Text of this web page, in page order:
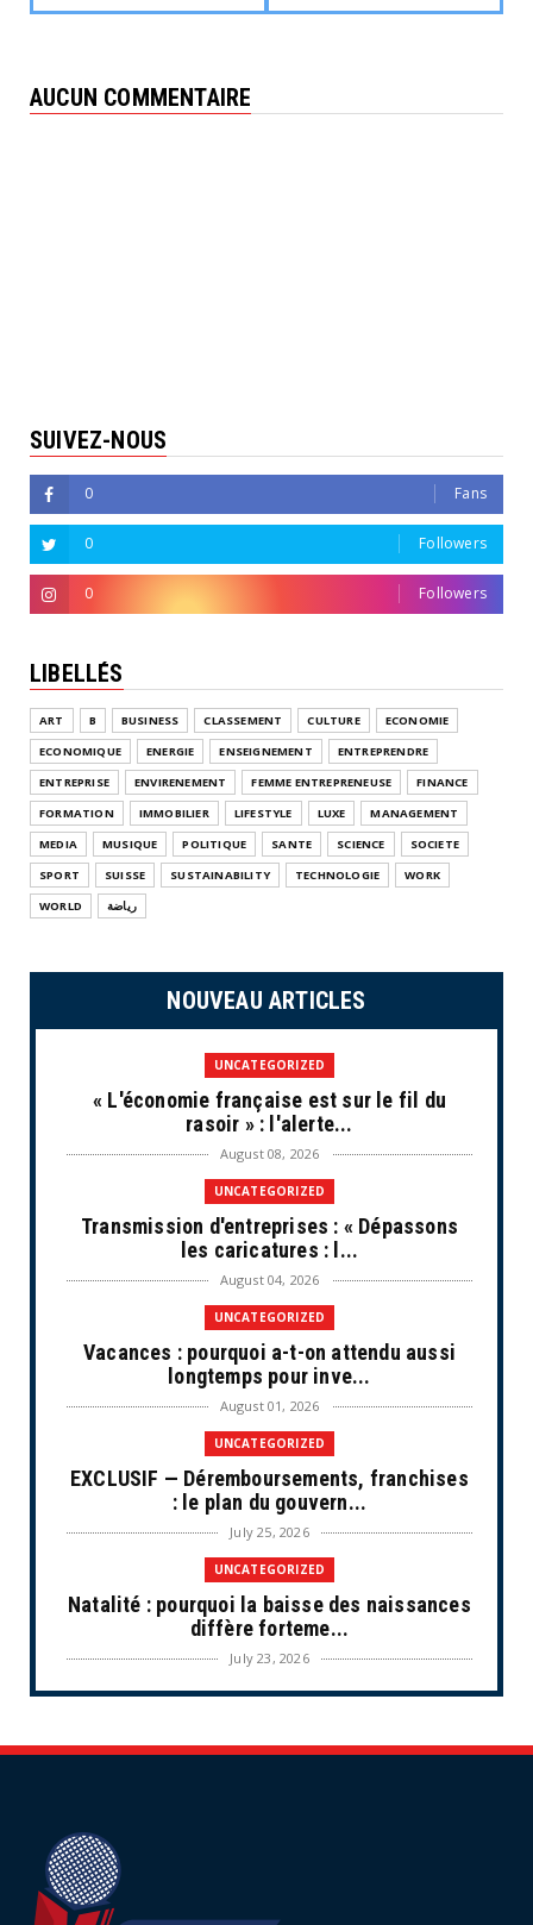
AUCUN COMMENTAIRE
SUIVEZ-NOUS
0 Fans
0 Followers
0 Followers
LIBELLÉS
ART B BUSINESS CLASSEMENT CULTURE
ECONOMIE
ECONOMIQUE
ENERGIE ENSEIGNEMENT
ENTREPRENDRE
ENTREPRISE
ENVIRENEMENT FEMME ENTREPRENEUSE
FINANCE
FORMATION
IMMOBILIER LIFESTYLE LUXE
MANAGEMENT
MEDIA
MUSIQUE POLITIQUE SANTE SCIENCE
SOCIETE
SPORT
SUISSE SUSTAINABILITY TECHNOLOGIE
WORK
WORLD
رياضة
NOUVEAU ARTICLES
UNCATEGORIZED
« L'économie française est sur le fil du
rasoir » : l'alerte...
August 08, 2026
UNCATEGORIZED
Transmission d'entreprises : « Dépassons
les caricatures : l...
August 04, 2026
UNCATEGORIZED
Vacances : pourquoi a-t-on attendu aussi
longtemps pour inve...
August 01, 2026
UNCATEGORIZED
EXCLUSIF — Déremboursements, franchises
: le plan du gouvern...
July 25, 2026
UNCATEGORIZED
Natalité : pourquoi la baisse des naissances
diffère forteme...
July 23, 2026
UNCATEGORIZED
sein des PME et de...
Retraites complémentaires Agirc-Arrco :